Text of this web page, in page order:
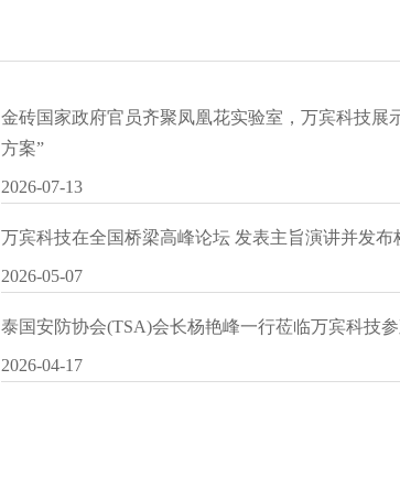
金砖国家政府官员齐聚凤凰花实验室，万宾科技展
方案”
2026-07-13
万宾科技在全国桥梁高峰论坛 发表主旨演讲并发布
2026-05-07
泰国安防协会(TSA)会长杨艳峰一行莅临万宾科技
2026-04-17